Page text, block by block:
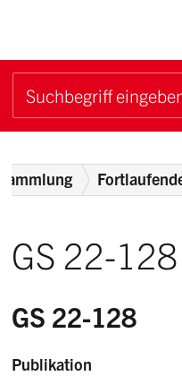
Navigieren
Suchbegriff
GS 22-128
GS 22-128
Publikation